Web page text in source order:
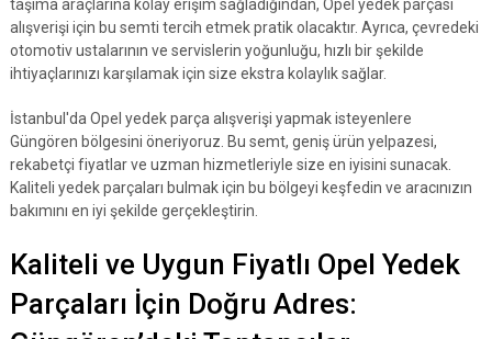
taşıma araçlarına kolay erişim sağladığından, Opel yedek parçası
alışverişi için bu semti tercih etmek pratik olacaktır. Ayrıca, çevredeki
otomotiv ustalarının ve servislerin yoğunluğu, hızlı bir şekilde
ihtiyaçlarınızı karşılamak için size ekstra kolaylık sağlar.
İstanbul'da Opel yedek parça alışverişi yapmak isteyenlere
Güngören bölgesini öneriyoruz. Bu semt, geniş ürün yelpazesi,
rekabetçi fiyatlar ve uzman hizmetleriyle size en iyisini sunacak.
Kaliteli yedek parçaları bulmak için bu bölgeyi keşfedin ve aracınızın
bakımını en iyi şekilde gerçekleştirin.
Kaliteli ve Uygun Fiyatlı Opel Yedek
Parçaları İçin Doğru Adres: